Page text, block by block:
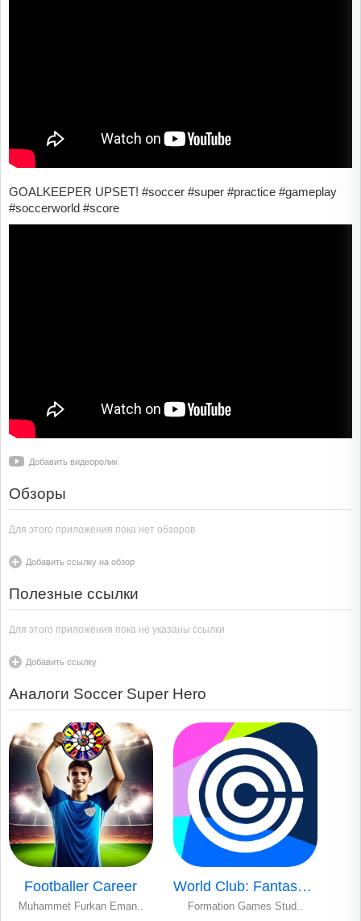
GOALKEEPER UPSET! #soccer #super #practice #gameplay
#soccerworld #score
Добавить видеоролик
Обзоры
Для этого приложения пока нет обзоров
Добавить ссылку на обзор
Полезные ссылки
Для этого приложения пока не указаны ссылки
Добавить ссылку
Аналоги Soccer Super Hero
Footballer Career
Muhammet Furkan Eman..
World Club: Fantasy Soccer
Formation Games Stud..